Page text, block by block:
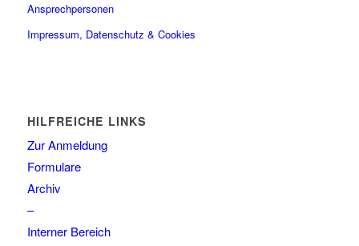
Ansprechpersonen
Impressum, Datenschutz & Cookies
HILFREICHE LINKS
Zur Anmeldung
Formulare
Archiv
–
Interner Bereich